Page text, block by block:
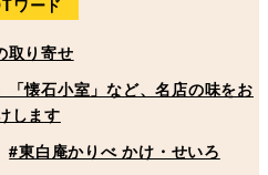
ワード
取り寄せ
懐石小室」など、名店の味をお
します
#東白庵かりべ かけ・せいろ